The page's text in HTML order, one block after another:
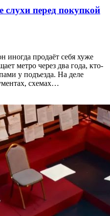
перед покупкой
иногда продаёт себя хуже
метро через два года, кто-
у подъезда. На деле
схемах…